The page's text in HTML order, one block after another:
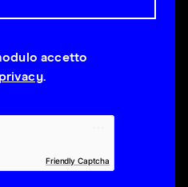
accetto
.
Friendly Captcha